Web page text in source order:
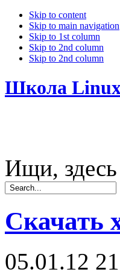
Skip to content
Skip to main navigation
Skip to 1st column
Skip to 2nd column
Skip to 2nd column
Школа
Ищи,
Скачать
05.01.12